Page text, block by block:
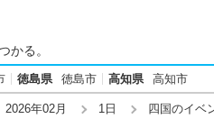
かる。
徳島県 徳島市 高知県 高知市
2026年02月 1日 四国のイベ